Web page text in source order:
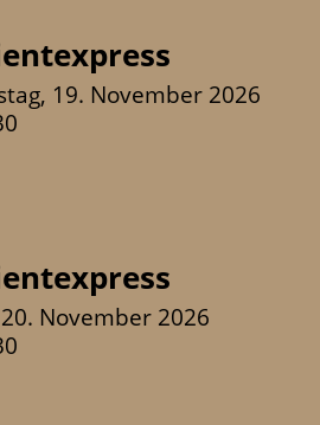
19. November 2026
November 2026